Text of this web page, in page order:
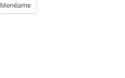
Menéame